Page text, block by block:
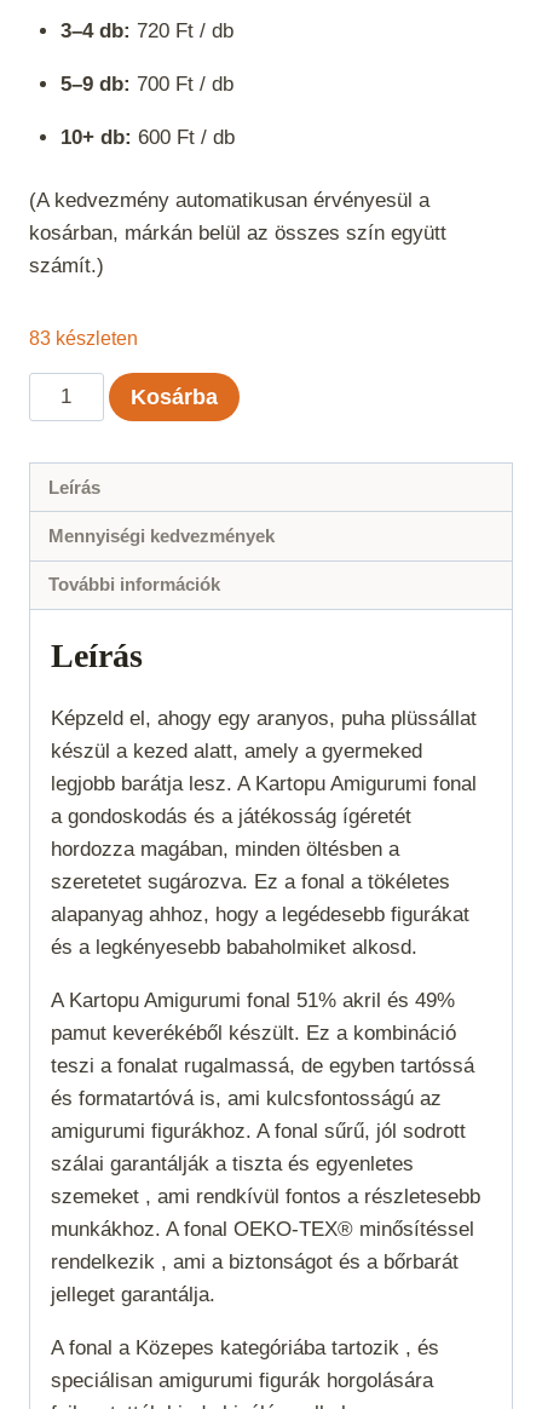
3–4 db: 720 Ft / db
5–9 db: 700 Ft / db
10+ db: 600 Ft / db
(A kedvezmény automatikusan érvényesül a
kosárban, márkán belül az összes szín együtt
számít.)
83 készleten
Kartopu
Amigurumi
Fehér
-
mennyiség
Kosárba
Leírás
Mennyiségi kedvezmények
További információk
Leírás
Képzeld el, ahogy egy aranyos, puha plüssállat
készül a kezed alatt, amely a gyermeked
legjobb barátja lesz. A Kartopu Amigurumi fonal
a gondoskodás és a játékosság ígéretét
hordozza magában, minden öltésben a
szeretetet sugározva. Ez a fonal a tökéletes
alapanyag ahhoz, hogy a legédesebb figurákat
és a legkényesebb babaholmiket alkosd.
A Kartopu Amigurumi fonal 51% akril és 49%
pamut keverékéből készült. Ez a kombináció
teszi a fonalat rugalmassá, de egyben tartóssá
és formatartóvá is, ami kulcsfontosságú az
amigurumi figurákhoz. A fonal sűrű, jól sodrott
szálai garantálják a tiszta és egyenletes
szemeket , ami rendkívül fontos a részletesebb
munkákhoz. A fonal OEKO-TEX® minősítéssel
rendelkezik , ami a biztonságot és a bőrbarát
jelleget garantálja.
A fonal a Közepes kategóriába tartozik , és
speciálisan amigurumi figurák horgolására